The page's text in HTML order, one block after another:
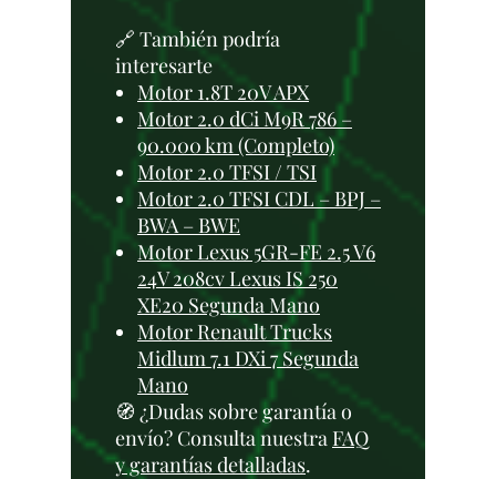
🔗 También podría
interesarte
Motor 1.8T 20V APX
Motor 2.0 dCi M9R 786 –
90.000 km (Completo)
Motor 2.0 TFSI / TSI
Motor 2.0 TFSI CDL – BPJ –
BWA – BWE
Motor Lexus 5GR-FE 2.5 V6
24V 208cv Lexus IS 250
XE20 Segunda Mano
Motor Renault Trucks
Midlum 7.1 DXi 7 Segunda
Mano
🧭 ¿Dudas sobre garantía o
envío? Consulta nuestra FAQ
y garantías detalladas.